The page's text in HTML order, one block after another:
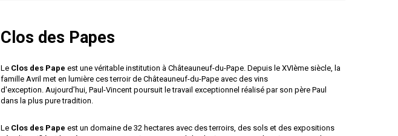
Clos des Papes
Le Clos des Pape est une véritable institution à Châteauneuf-du-Pape. Depuis le XVIème siècle, la
famille Avril met en lumière ces terroir de Châteauneuf-du-Pape avec des vins
d'exception. Aujourd’hui, Paul-Vincent poursuit le travail exceptionnel réalisé par son père Paul
dans la plus pure tradition.
Le Clos des Pape est un domaine de 32 hectares avec des terroirs, des sols et des expositions